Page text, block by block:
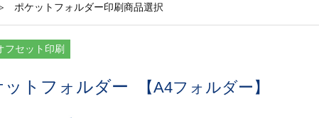
ケットフォルダー印刷商品選択
フセット印刷
ットフォルダー 【A4フォルダー】